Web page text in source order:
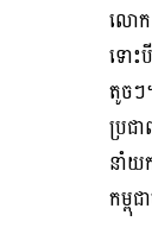
លោក
ទោះ
តូចៗ
ប្រជ
នាំយ
កម្ពុ